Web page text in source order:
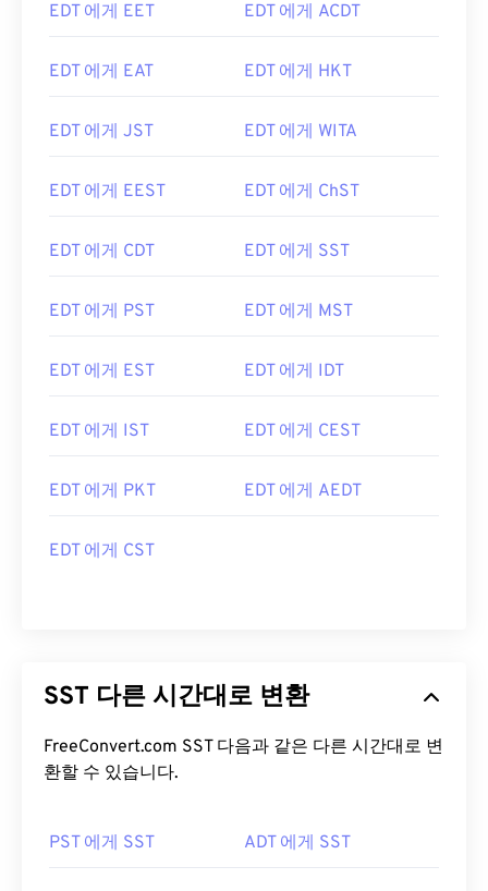
EDT 에게 EET EDT 에게 ACDT
EDT 에게 EAT EDT 에게 HKT
EDT 에게 JST EDT 에게 WITA
EDT 에게 EEST EDT 에게 ChST
EDT 에게 CDT EDT 에게 SST
EDT 에게 PST EDT 에게 MST
EDT 에게 EST EDT 에게 IDT
EDT 에게 IST EDT 에게 CEST
EDT 에게 PKT EDT 에게 AEDT
EDT 에게 CST
SST 다른 시간대로 변환
FreeConvert.com SST 다음과 같은 다른 시간대로 변
환할 수 있습니다.
PST 에게 SST ADT 에게 SST